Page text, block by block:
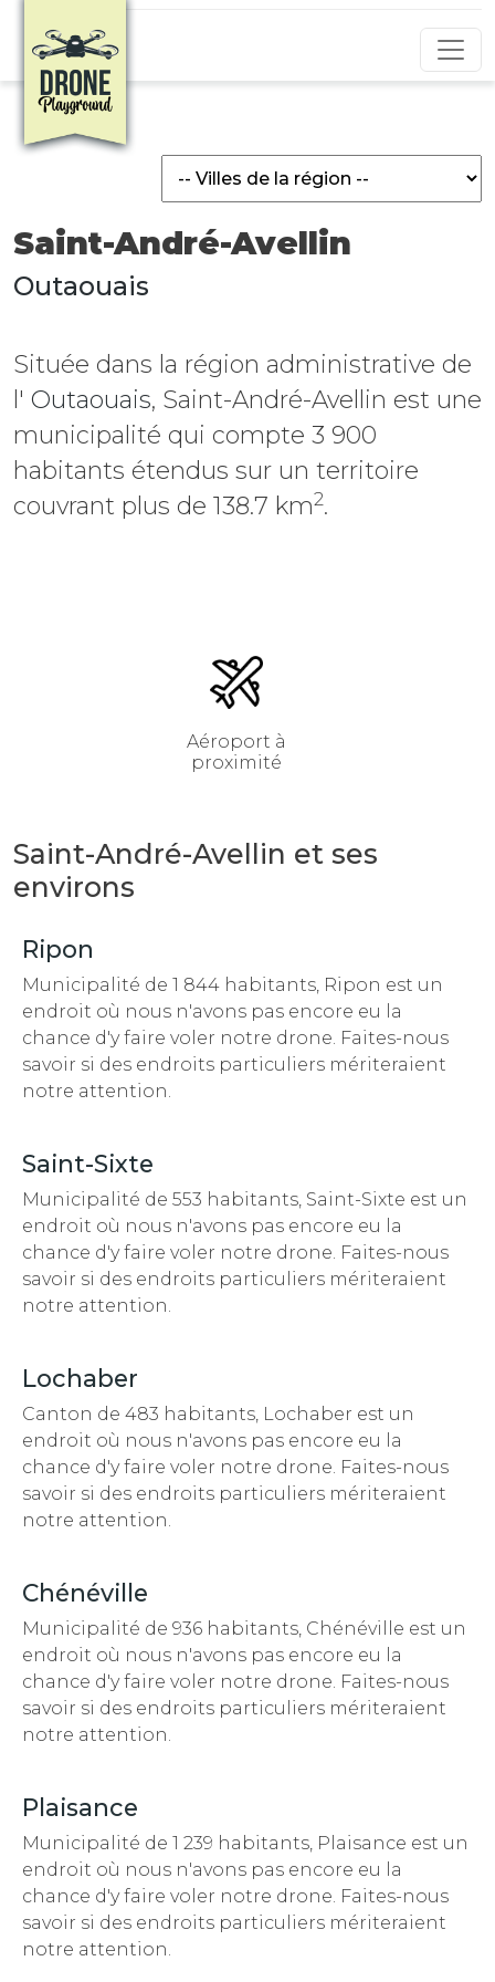
Aller au contenu principal
Saint-André-Avellin
Outaouais
Située dans la région administrative de
l' Outaouais, Saint-André-Avellin est une
municipalité qui compte 3 900
habitants étendus sur un territoire
couvrant plus de 138.7 km2.
Aéroport à
proximité
Saint-André-Avellin et ses
environs
Ripon
Municipalité de 1 844 habitants, Ripon est un
endroit où nous n'avons pas encore eu la
chance d'y faire voler notre drone. Faites-nous
savoir si des endroits particuliers mériteraient
notre attention.
Saint-Sixte
Municipalité de 553 habitants, Saint-Sixte est un
endroit où nous n'avons pas encore eu la
chance d'y faire voler notre drone. Faites-nous
savoir si des endroits particuliers mériteraient
notre attention.
Lochaber
Canton de 483 habitants, Lochaber est un
endroit où nous n'avons pas encore eu la
chance d'y faire voler notre drone. Faites-nous
savoir si des endroits particuliers mériteraient
notre attention.
Chénéville
Municipalité de 936 habitants, Chénéville est un
endroit où nous n'avons pas encore eu la
chance d'y faire voler notre drone. Faites-nous
savoir si des endroits particuliers mériteraient
notre attention.
Plaisance
Municipalité de 1 239 habitants, Plaisance est un
endroit où nous n'avons pas encore eu la
chance d'y faire voler notre drone. Faites-nous
savoir si des endroits particuliers mériteraient
notre attention.